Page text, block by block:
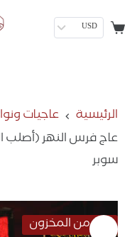
USD
الرئيسية
عاجيات
عاج فرس النهر (أصلب
سوبر
نفذ من المخزون